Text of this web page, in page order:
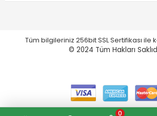
Tüm bilgileriniz 256bit SSL Sertifikası ile
© 2024 Tüm Hakları
0